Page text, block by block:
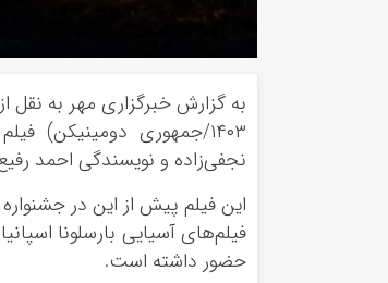
۱۴۰۳/جمهوری دومینیکن)
نجفی‌زاده و نویسندگی احمد
این فیلم پیش از این در
فیلم‌های آسیایی بارسلونا
حضور داشته است.